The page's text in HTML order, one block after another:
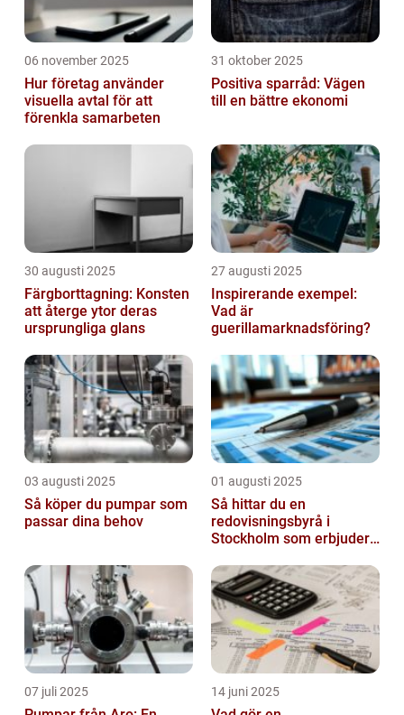
06 november 2025
Hur företag använder
visuella avtal för att
förenkla samarbeten
31 oktober 2025
Positiva sparråd: Vägen
till en bättre ekonomi
30 augusti 2025
Färgborttagning: Konsten
att återge ytor deras
ursprungliga glans
27 augusti 2025
Inspirerande exempel:
Vad är
guerillamarknadsföring?
03 augusti 2025
Så köper du pumpar som
passar dina behov
01 augusti 2025
Så hittar du en
redovisningsbyrå i
Stockholm som erbjuder
07 juli 2025 14 juni 2025